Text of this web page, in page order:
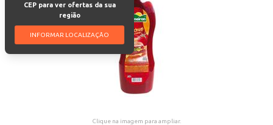
CEP para ver ofertas da sua
região
INFORMAR LOCALIZAÇÃO
Clique na imagem para ampliar.